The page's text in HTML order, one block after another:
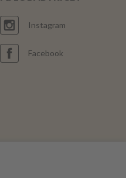
Instagram
Facebook